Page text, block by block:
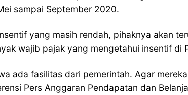
sampai September 2020.
yang masih rendah, pihaknya akan
wajib pajak yang mengetahui insentif di
ada fasilitas dari pemerintah. Agar
Pers Anggaran Pendapatan dan